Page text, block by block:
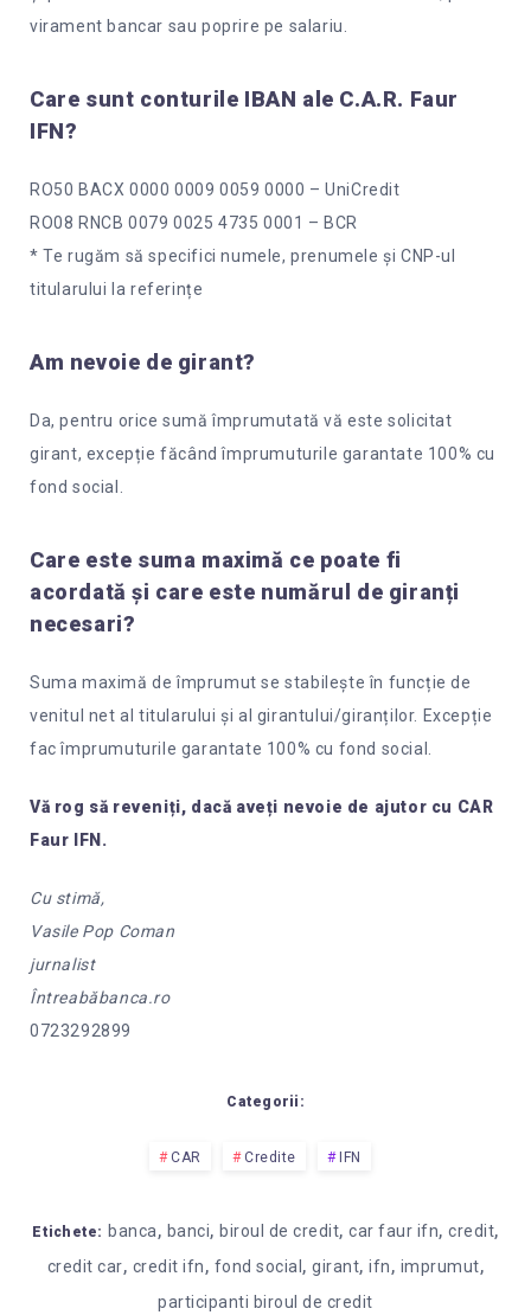
virament bancar sau poprire pe salariu.
Care sunt conturile IBAN ale C.A.R. Faur
IFN?
RO50 BACX 0000 0009 0059 0000 – UniCredit
RO08 RNCB 0079 0025 4735 0001 – BCR
* Te rugăm să specifici numele, prenumele și CNP-ul
titularului la referințe
Am nevoie de girant?
Da, pentru orice sumă împrumutată vă este solicitat
girant, excepție făcând împrumuturile garantate 100% cu
fond social.
Care este suma maximă ce poate fi
acordată și care este numărul de giranți
necesari?
Suma maximă de împrumut se stabilește în funcție de
venitul net al titularului și al girantului/giranților. Excepție
fac împrumuturile garantate 100% cu fond social.
Vă rog să reveniți, dacă aveți nevoie de ajutor cu CAR
Faur IFN.
Cu stimă,
Vasile Pop Coman
jurnalist
Întreabăbanca.ro
0723292899
Categorii:
CAR Credite IFN
Etichete: banca, banci,biroul de credit,car faur ifn,credit,
credit car, credit ifn, fond social,girant,ifn, imprumut,
participanti biroul de credit